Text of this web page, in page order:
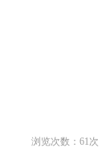
浏览次数： 61 次